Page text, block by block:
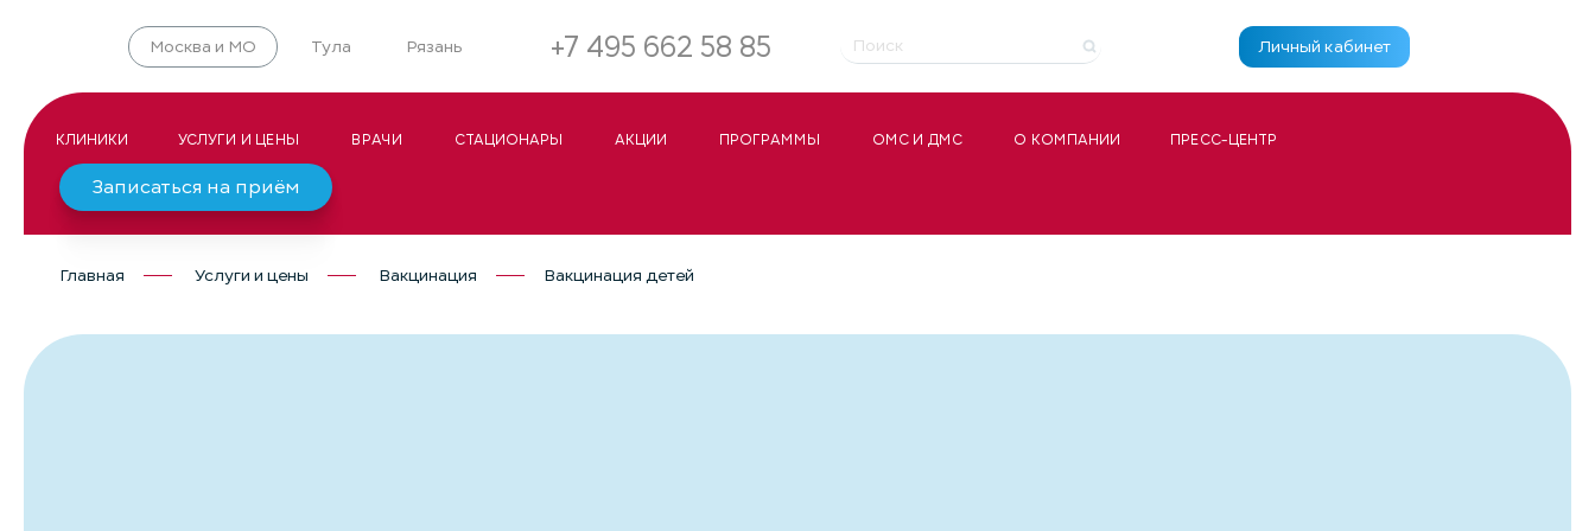
Москва и МО Тула Рязань +7 495 662 58 85 Личный кабинет
КЛИНИКИ УСЛУГИ И ЦЕНЫ ВРАЧИ СТАЦИОНАРЫ АКЦИИ ПРОГРАММЫ ОМС И ДМС О КОМПАНИИ ПРЕСС-ЦЕНТР
Записаться на приём
Главная Услуги и цены Вакцинация Вакцинация детей